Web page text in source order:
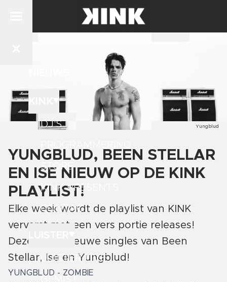
DJ'S
STORE
KINK PRESENTS
CONTACT
LUISTER LIVE
Yungblud
YUNGBLUD, BEEN STELLAR
EN ISE NIEUW OP DE KINK
PLAYLIST!
Elke week wordt de playlist van KINK
ververst met een vers portie releases!
Deze week nieuwe singles van Been
Stellar, Ise en Yungblud!
YUNGBLUD - ZOMBIE